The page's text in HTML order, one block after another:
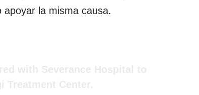
apoyar la misma causa.